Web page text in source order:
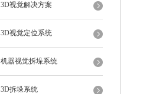
3D视觉解决方案
3D视觉定位系统
机器视觉拆垛系统
3D拆垛系统